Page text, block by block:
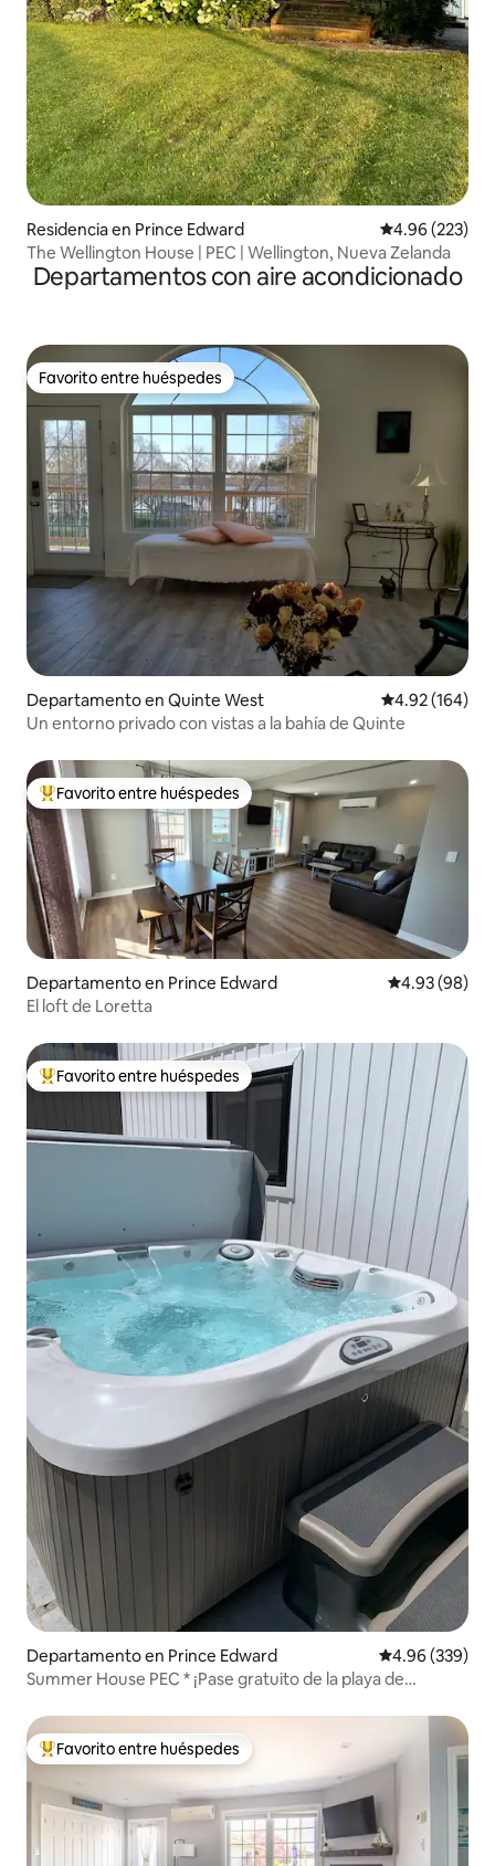
Residencia en Prince Edward Calificación
4.96 (223)
The Wellington House | PEC | Wellington, Nueva Zelanda
Departamentos con aire acondicionado
Favorito entre huéspedes
Favorito entre huéspedes
Departamento en Quinte West Calificación
4.92 (164)
Un entorno privado con vistas a la bahía de Quinte
De los mejores en Favorito entre huéspedes
Favorito entre huéspedes
Departamento en Prince Edward Calificación
4.93 (98)
El loft de Loretta
De los mejores en Favorito entre huéspedes
Favorito entre huéspedes
Departamento en Prince Edward Calificación
4.96 (339)
Summer House PEC * ¡Pase gratuito de la playa de
De los mejores en Favorito entre huéspedes
Favorito entre huéspedes